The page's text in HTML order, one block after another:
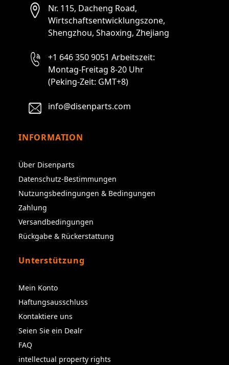
Nr. 115, Dacheng Road,
Wirtschaftsentwicklungszone,
Shengzhou, Shaoxing, Zhejiang
+1 646 350 9051 Arbeitszeit:
Montag-Freitag 8-20 Uhr
(Peking-Zeit: GMT+8)
info@disenparts.com
INFORMATION
Über Disenparts
Datenschutz-Bestimmungen
Nutzungsbedingungen & Bedingungen
Zahlung
Versandbedingungen
Rückgabe & Rückerstattung
Unterstützung
Mein Konto
Haftungsausschluss
Kontaktiere uns
Seien Sie ein Dealr
FAQ
intellectual property rights